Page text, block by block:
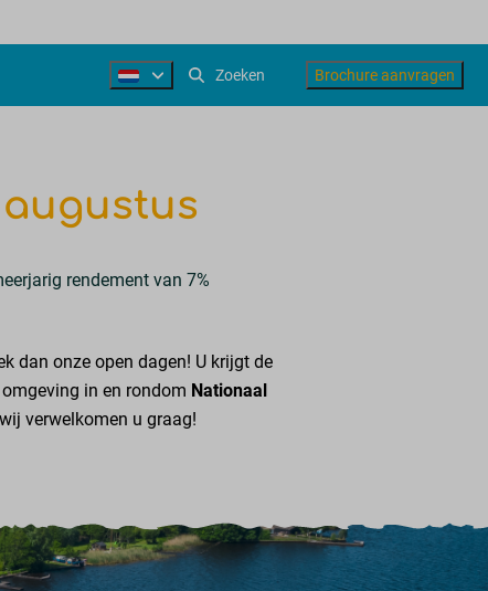
Brochure aanvragen
augustus
rendement van 7%
dan onze open dagen! U krijgt de
in en rondom Nationaal
verwelkomen u graag!